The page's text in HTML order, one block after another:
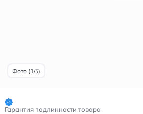
Фото (1/5)
Гарантия подлинности товара